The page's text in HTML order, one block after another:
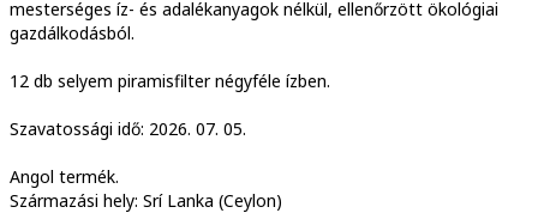
mesterséges íz- és adalékanyagok nélkül, ellenőrzött ökológiai
gazdálkodásból.
12 db selyem piramisfilter négyféle ízben.
Szavatossági idő: 2026. 07. 05.
Angol termék.
Származási hely: Srí Lanka (Ceylon)